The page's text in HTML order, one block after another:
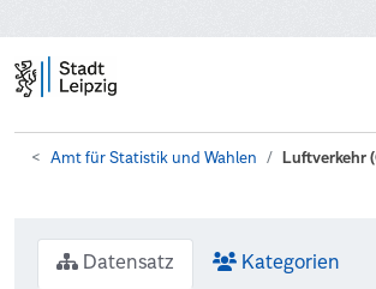
Amt für Statistik und Wahlen Luftverkehr
Datensatz Kategorien